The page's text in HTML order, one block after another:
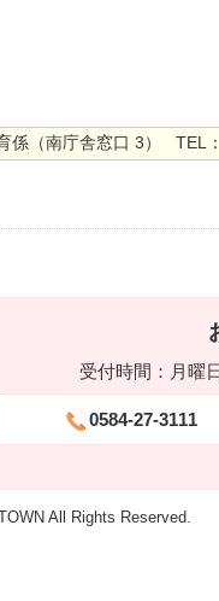
係（南庁舎窓口 3） TEL
受付時間：月曜
0584-27-3111
All Rights Reserved.